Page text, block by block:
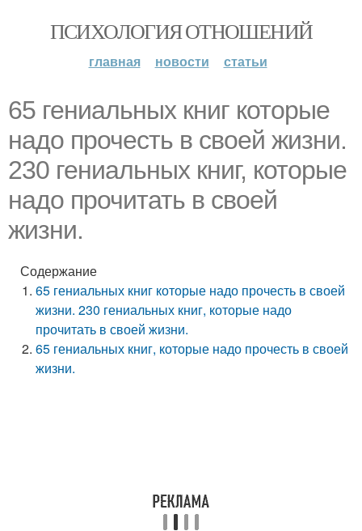
ПСИХОЛОГИЯ ОТНОШЕНИЙ
главная новости статьи
65 гениальных книг которые
надо прочесть в своей жизни.
230 гениальных книг, которые
надо прочитать в своей
жизни.
Содержание
65 гениальных книг которые надо прочесть в своей
жизни. 230 гениальных книг, которые надо
прочитать в своей жизни.
65 гениальных книг, которые надо прочесть в своей
жизни.